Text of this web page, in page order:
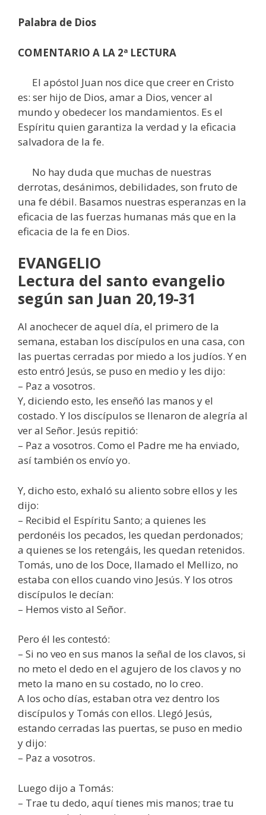
Palabra de Dios
COMENTARIO A LA 2ª LECTURA
El apóstol Juan nos dice que creer en Cristo
es: ser hijo de Dios, amar a Dios, vencer al
mundo y obedecer los mandamientos. Es el
Espíritu quien garantiza la verdad y la eficacia
salvadora de la fe.
No hay duda que muchas de nuestras
derrotas, desánimos, debilidades, son fruto de
una fe débil. Basamos nuestras esperanzas en la
eficacia de las fuerzas humanas más que en la
eficacia de la fe en Dios.
EVANGELIO
Lectura del santo evangelio
según san Juan 20,19-31
Al anochecer de aquel día, el primero de la
semana, estaban los discípulos en una casa, con
las puertas cerradas por miedo a los judíos. Y en
esto entró Jesús, se puso en medio y les dijo:
– Paz a vosotros.
Y, diciendo esto, les enseñó las manos y el
costado. Y los discípulos se llenaron de alegría al
ver al Señor. Jesús repitió:
– Paz a vosotros. Como el Padre me ha enviado,
así también os envío yo.
Y, dicho esto, exhaló su aliento sobre ellos y les
dijo:
– Recibid el Espíritu Santo; a quienes les
perdonéis los pecados, les quedan perdonados;
a quienes se los retengáis, les quedan retenidos.
Tomás, uno de los Doce, llamado el Mellizo, no
estaba con ellos cuando vino Jesús. Y los otros
discípulos le decían:
– Hemos visto al Señor.
Pero él les contestó:
– Si no veo en sus manos la señal de los clavos, si
no meto el dedo en el agujero de los clavos y no
meto la mano en su costado, no lo creo.
A los ocho días, estaban otra vez dentro los
discípulos y Tomás con ellos. Llegó Jesús,
estando cerradas las puertas, se puso en medio
y dijo:
– Paz a vosotros.
Luego dijo a Tomás:
– Trae tu dedo, aquí tienes mis manos; trae tu